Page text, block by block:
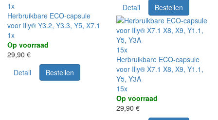
1x
Herbruikbare ECO-capsule
voor Illy® Y3.2, Y3.3, Y5, X7.1
1x
Op voorraad
29,90 €
Detail
Bestellen
Detail
Bestellen
15x
Herbruikbare ECO-capsule
voor Illy® X7.1 X8, X9, Y1.1,
Y5, Y3A
15x
Op voorraad
29,90 €